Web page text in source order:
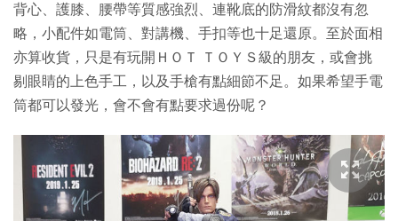
背心、護膝、腰帶等質感強烈、連靴底的防滑紋都沒有忽
略，小配件如電筒、對講機、手扣等也十足還原。至於面相
亦算收貨，只是有玩開ＨＯＴ ＴＯＹＳ級的朋友，或會挑
剔眼睛的上色手工，以及手槍有點細節不足。如果希望手電
筒都可以發光，會不會有點要求過份呢？